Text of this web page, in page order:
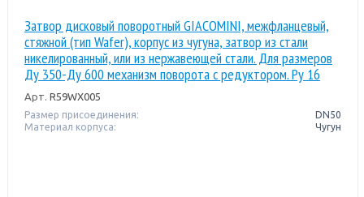
Затвор дисковый поворотный GIACOMINI, межфланцевый,
стяжной (тип Wafer), корпус из чугуна, затвор из стали
никелированный, или из нержавеющей стали. Для размеров
Ду 350-Ду 600 механизм поворота с редуктором. Pу 16
Арт. R59WX005
Размер присоединения:
DN50
Материал корпуса:
Чугун